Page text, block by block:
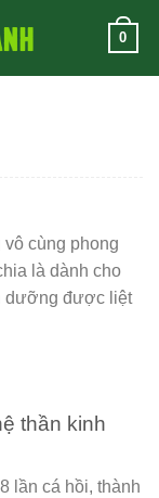
0
cùng phong
là dành cho
dưỡng được liệt
thần kinh
lần cá hồi, thành